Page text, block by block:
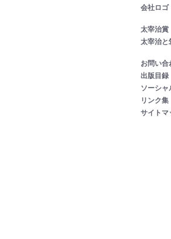
会社ロゴ
太宰治賞
太宰治と
お問い合
出版目録
ソーシャ
リンク集
サイトマ